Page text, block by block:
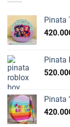
Pinata
Pinata
Pinata